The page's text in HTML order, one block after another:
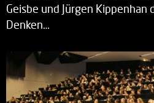
Geisbe und Jürgen Kippenhan
Denken…